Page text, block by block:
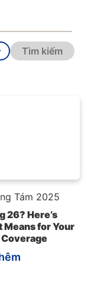
Tìm kiếm
Tám 2025
26? Here’s
Means for Your